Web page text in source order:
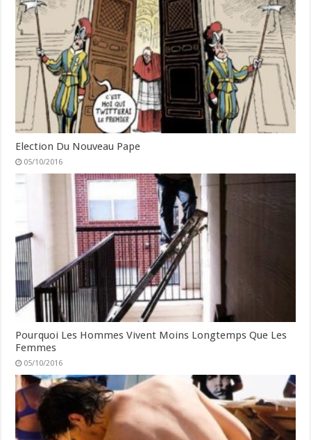
Election Du Nouveau Pape
05/10/2016
Pourquoi Les Hommes Vivent Moins Longtemps Que Les
Femmes
05/10/2016